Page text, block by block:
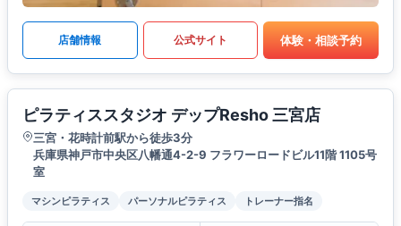
店舗情報 公式サイト 体験・相談予約
ピラティススタジオ デップResho 三宮店
三宮・花時計前駅から徒歩3分
兵庫県神戸市中央区八幡通4-2-9 フラワーロードビル11階 1105号
室
マシンピラティス パーソナルピラティス トレーナー指名